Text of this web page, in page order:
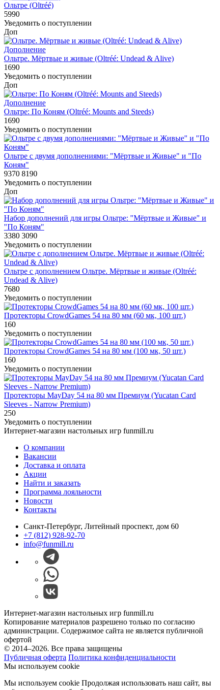
Ольтре (Oltréé)
5990
Уведомить о поступлении
Доп
Дополнение
Ольтре. Мёртвые и живые (Oltréé: Undead & Alive)
1690
Уведомить о поступлении
Доп
Дополнение
Ольтре: По Коням (Oltréé: Mounts and Steeds)
1690
Уведомить о поступлении
Ольтре c двумя дополнениями: "Мёртвые и Живые" и "По
Коням"
9370 8190
Уведомить о поступлении
Доп
Набор дополнений для игры Ольтре: "Мёртвые и Живые" и
"По Коням"
3380 3090
Уведомить о поступлении
Ольтре с дополнением Ольтре. Мёртвые и живые (Oltréé:
Undead & Alive)
7680
Уведомить о поступлении
Протекторы CrowdGames 54 на 80 мм (60 мк, 100 шт.)
160
Уведомить о поступлении
Протекторы CrowdGames 54 на 80 мм (100 мк, 50 шт.)
160
Уведомить о поступлении
Протекторы MayDay 54 на 80 мм Премиум (Yucatan Card
Sleeves - Narrow Premium)
250
Уведомить о поступлении
Интернет-магазин настольных игр funmill.ru
О компании
Вакансии
Доставка и оплата
Акции
Найти и заказать
Программа лояльности
Новости
Контакты
Санкт-Петербург, Литейный проспект, дом 60
+7 (812) 928-92-70
info@funmill.ru
Интернет-магазин настольных игр funmill.ru
Копирование материалов разрешено только по согласию
администрации. Содержимое сайта не является публичной
офертой
© 2014–2026. Все права защищены
Публичная оферта Политика конфиденциальности
Мы используем cookie
Мы используем cookie Продолжая использовать наш cайт, вы